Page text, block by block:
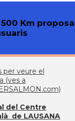
Km
per veure el
(ves a
del Centre
de LAUSANA